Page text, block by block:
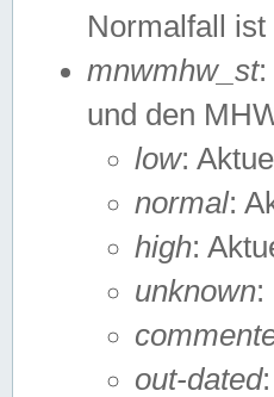
Normalfall ist
mnwmhw_st:
und den
low:
normal:
high:
unknown:
out-dated